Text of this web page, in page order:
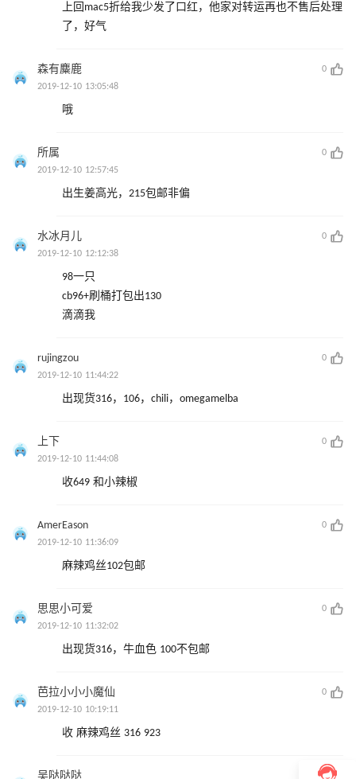
上回mac5折给我少发了口红，他家对转运再也不售后处理
了，好气
森有麋鹿
0
2019-12-10 13:05:48
哦
所属
0
2019-12-10 12:57:45
出生姜高光，215包邮非偏
水冰月儿
0
2019-12-10 12:12:38
98一只
cb96+刷桶打包出130
滴滴我
rujingzou
0
2019-12-10 11:44:22
出现货316，106，chili，omegamelba
上下
0
2019-12-10 11:44:08
收649 和小辣椒
AmerEason
0
2019-12-10 11:36:09
麻辣鸡丝102包邮
思思小可爱
0
2019-12-10 11:32:02
出现货316，牛血色 100不包邮
芭拉小小小魔仙
0
2019-12-10 10:19:11
收 麻辣鸡丝 316 923
吴哒哒哒 0